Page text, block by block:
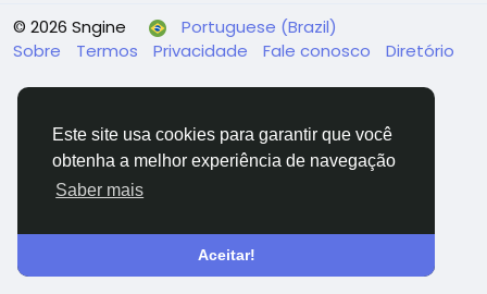
Este site usa cookies para garantir que você
obtenha a melhor experiência de navegação
Saber mais
Aceitar!
© 2026 Sngine
Portuguese (Brazil)
Sobre
Termos Privacidade Fale conosco Diretório